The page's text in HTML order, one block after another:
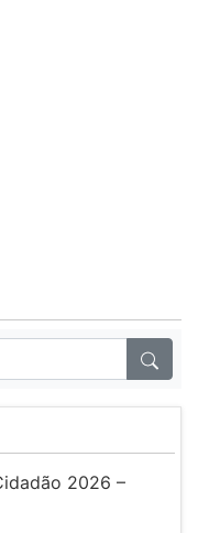
2026 –